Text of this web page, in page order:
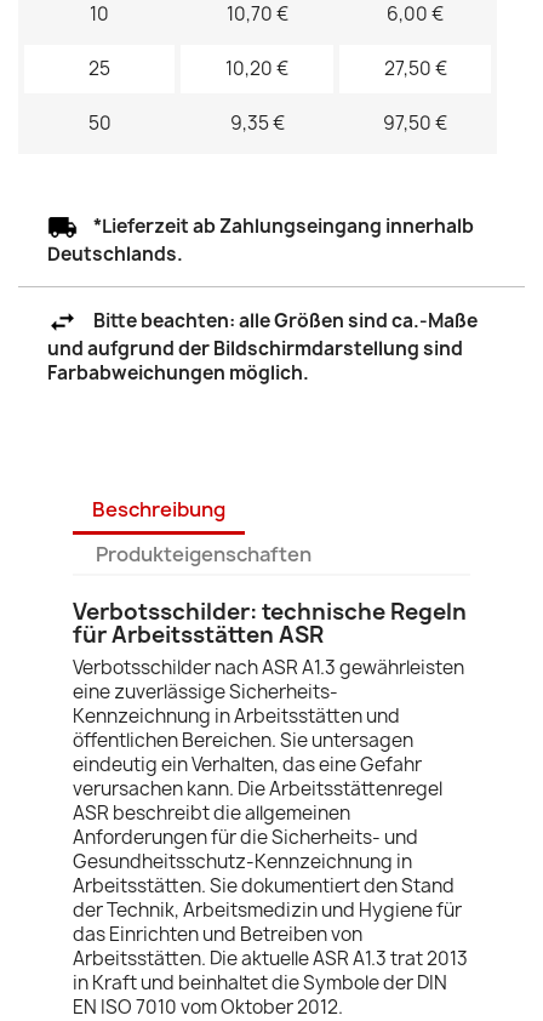
10 10,70 € 6,00 €
25 10,20 € 27,50 €
50 9,35 € 97,50 €
*Lieferzeit ab Zahlungseingang innerhalb
Deutschlands.
Bitte beachten: alle Größen sind ca.-Maße
und aufgrund der Bildschirmdarstellung sind
Farbabweichungen möglich.
Beschreibung
Produkteigenschaften
Verbotsschilder: technische Regeln
für Arbeitsstätten ASR
Verbotsschilder nach ASR A1.3 gewährleisten
eine zuverlässige Sicherheits-
Kennzeichnung in Arbeitsstätten und
öffentlichen Bereichen. Sie untersagen
eindeutig ein Verhalten, das eine Gefahr
verursachen kann. Die Arbeitsstättenregel
ASR beschreibt die allgemeinen
Anforderungen für die Sicherheits- und
Gesundheitsschutz-Kennzeichnung in
Arbeitsstätten. Sie dokumentiert den Stand
der Technik, Arbeitsmedizin und Hygiene für
das Einrichten und Betreiben von
Arbeitsstätten. Die aktuelle ASR A1.3 trat 2013
in Kraft und beinhaltet die Symbole der DIN
EN ISO 7010 vom Oktober 2012.